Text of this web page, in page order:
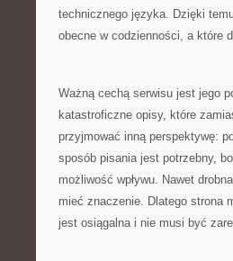
technicznego języka. Dzięki
obecne w codzienności, a które
Ważną cechą serwisu jest jego
katastroficzne opisy, które
przyjmować inną perspektywę:
sposób pisania jest potrzebny,
możliwość wpływu. Nawet
mieć znaczenie. Dlatego strona
jest osiągalna i nie musi być